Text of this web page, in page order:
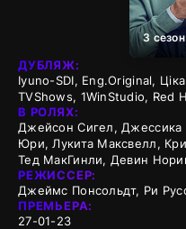
3
ДУБЛЯЖ:
Iyuno-SDI, Eng.Original,
TVShows, 1WinStudio, Red
В РОЛЯХ:
Джейсон Сигел,
Юри, Лукита Максвелл,
Тед МакГинли, Девин
РЕЖИССЕР:
Джеймс Понсольдт, Ри
ПРЕМЬЕРА:
27-01-23